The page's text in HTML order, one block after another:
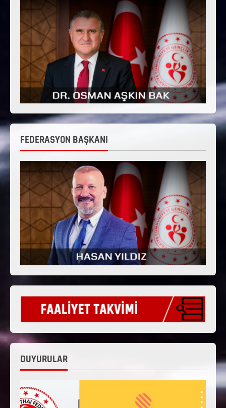
FEDERASYON BAŞKANI
DUYURULAR